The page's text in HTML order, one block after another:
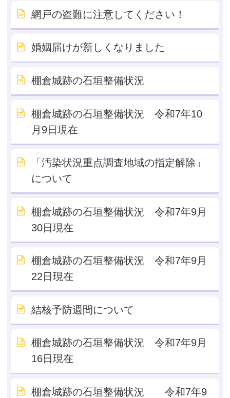
網戸の盗難に注意してください！
婚姻届けが新しくなりました
棚倉城跡の石垣整備状況
棚倉城跡の石垣整備状況 令和7年10
月9日現在
「汚染状況重点調査地域の指定解除」
について
棚倉城跡の石垣整備状況 令和7年9月
30日現在
棚倉城跡の石垣整備状況 令和7年9月
22日現在
結核予防週間について
棚倉城跡の石垣整備状況 令和7年9月
16日現在
棚倉城跡の石垣整備状況 令和7年9